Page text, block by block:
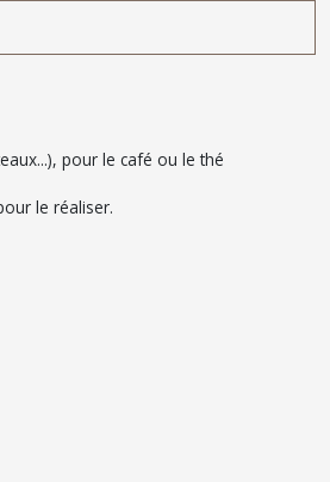
pour le café ou le thé
le réaliser.